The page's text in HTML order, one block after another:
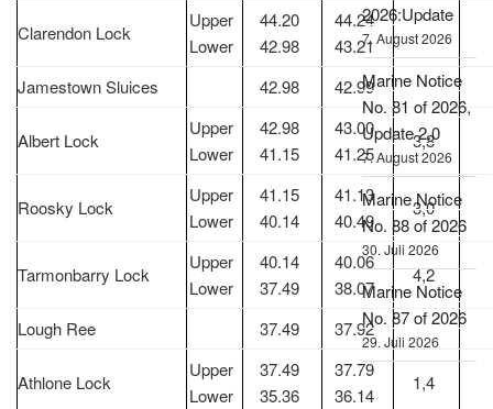
Clarendon Lock
Upper
Lower
44.20
42.98
44.24
43.21
Jamestown Sluices
42.98 42.99
Albert Lock
Upper
Lower
42.98
41.15
43.00
41.25
3,8
Roosky Lock
Upper
Lower
41.15
40.14
41.13
40.49
3,0
Tarmonbarry Lock
Upper
Lower
40.14
37.49
40.06
38.07
4,2
Lough Ree 37.49 37.92
Athlone Lock
Upper
Lower
37.49
35.36
37.79
36.14
1,4
2026:Update
7. August 2026
Marine Notice
No. 81 of 2026,
Update 2.0
7. August 2026
Marine Notice
No. 88 of 2026
30. Juli 2026
Marine Notice
No. 87 of 2026
29. Juli 2026